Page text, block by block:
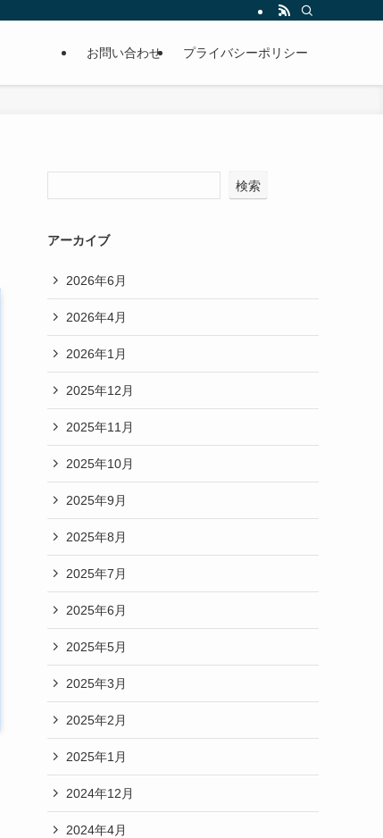
お問い合わせ プライバシーポリシー
検索
アーカイブ
2026年6月
2026年4月
2026年1月
2025年12月
2025年11月
2025年10月
2025年9月
2025年8月
2025年7月
2025年6月
2025年5月
2025年3月
2025年2月
2025年1月
2024年12月
2024年4月